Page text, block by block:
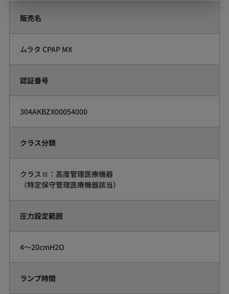
販売名
ムラタ CPAP MX
認証番号
304AKBZX00054000
クラス分類
クラスⅢ：高度管理医療機器
（特定保守管理医療機器該当）
圧力設定範囲
4～20cmH2O
ランプ時間